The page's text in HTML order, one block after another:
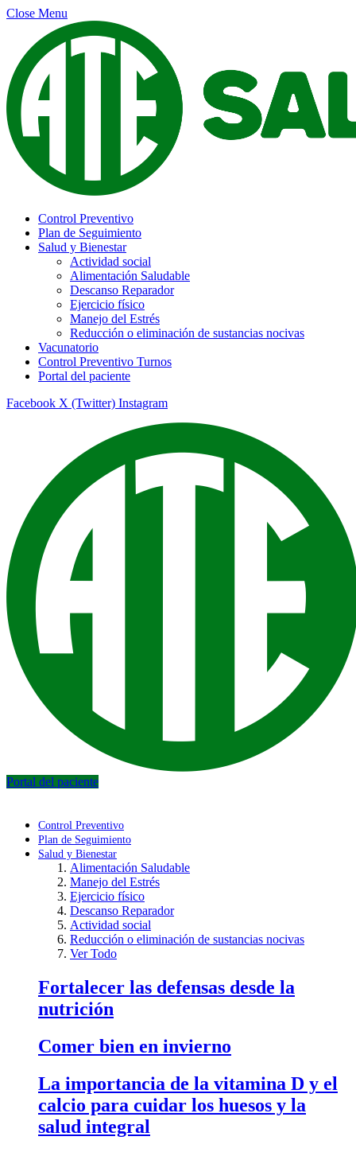
Close Menu
Control Preventivo
Plan de Seguimiento
Salud y Bienestar
Actividad social
Alimentación Saludable
Descanso Reparador
Ejercicio físico
Manejo del Estrés
Reducción o eliminación de sustancias nocivas
Vacunatorio
Control Preventivo Turnos
Portal del paciente
Facebook X (Twitter) Instagram
Portal del paciente
Control Preventivo
Plan de Seguimiento
Salud y Bienestar
Alimentación Saludable
Manejo del Estrés
Ejercicio físico
Descanso Reparador
Actividad social
Reducción o eliminación de sustancias nocivas
Ver Todo
Fortalecer las defensas desde la
nutrición
Comer bien en invierno
La importancia de la vitamina D y el
calcio para cuidar los huesos y la
salud integral